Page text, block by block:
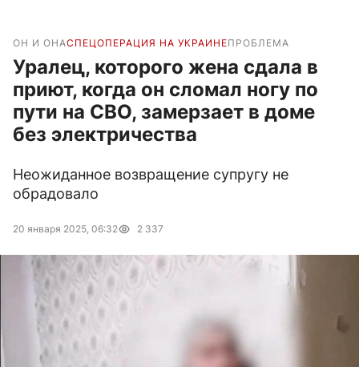
ОН И ОНАСПЕЦОПЕРАЦИЯ НА УКРАИНЕПРОБЛЕМА
Уралец, которого жена сдала в
приют, когда он сломал ногу по
пути на СВО, замерзает в доме
без электричества
Неожиданное возвращение супругу не
обрадовало
20 января 2025, 06:32 2 337